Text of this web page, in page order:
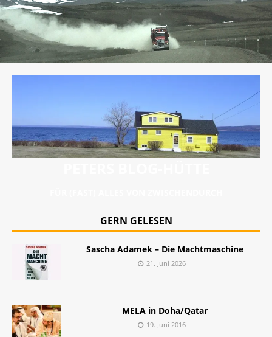
GERN GELESEN
Sascha Adamek – Die Machtmaschine
21. Juni 2026
MELA in Doha/Qatar
19. Juni 2016